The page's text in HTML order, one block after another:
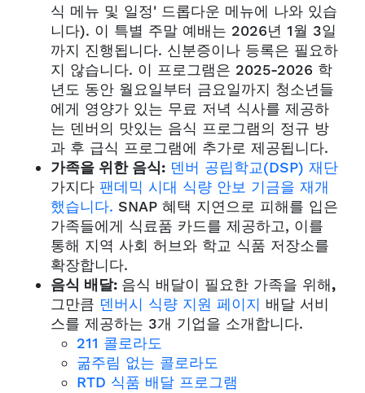
식 메뉴 및 일정' 드롭다운 메뉴에 나와 있습
니다). 이 특별 주말 예배는 2026년 1월 3일
까지 진행됩니다. 신분증이나 등록은 필요하
지 않습니다. 이 프로그램은 2025-2026 학
년도 동안 월요일부터 금요일까지 청소년들
에게 영양가 있는 무료 저녁 식사를 제공하
는 덴버의 맛있는 음식 프로그램의 정규 방
과 후 급식 프로그램에 추가로 제공됩니다.
가족을 위한 음식: 덴버 공립학교(DSP) 재단
가지다 팬데믹 시대 식량 안보 기금을 재개
했습니다. SNAP 혜택 지연으로 피해를 입은
가족들에게 식료품 카드를 제공하고, 이를
통해 지역 사회 허브와 학교 식품 저장소를
확장합니다.
음식 배달: 음식 배달이 필요한 가족을 위해,
그만큼 덴버시 식량 지원 페이지 배달 서비
스를 제공하는 3개 기업을 소개합니다.
211 콜로라도
굶주림 없는 콜로라도
RTD 식품 배달 프로그램